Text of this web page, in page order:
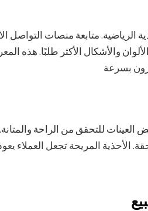
الرياضية. متابعة منصات التواصل
والأشكال الأكثر طلبًا. هذه
العينات للتحقق من الراحة
الأحذية المريحة تجعل العملاء